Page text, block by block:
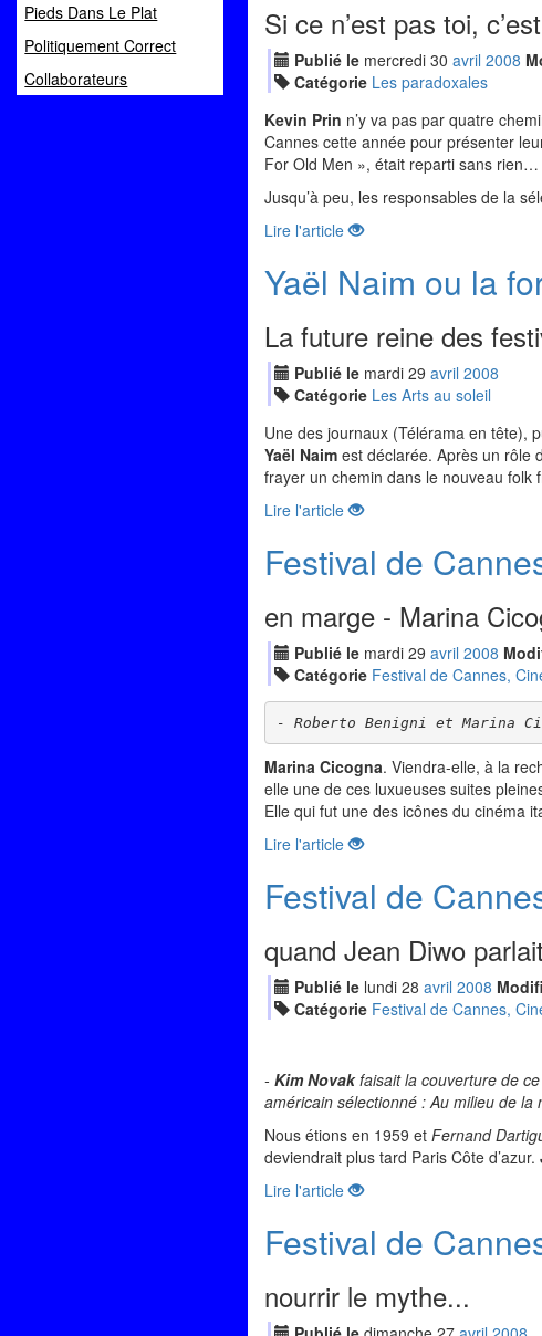
Pieds Dans Le Plat
Politiquement Correct
Collaborateurs
Si ce n’est pas toi,
Publié le mercredi 30 avril 2008
Catégorie Les paradoxales
Kevin Prin n’y va pas par quatre
Cannes cette année pour présenter
For Old Men », était reparti sans rien…
Jusqu’à peu, les responsables de la
Lire l'article
Yaël Naim ou la
La future reine des
Publié le mardi 29 avril 2008
Catégorie Les Arts au soleil
Une des journaux (Télérama en tête),
Yaël Naim est déclarée. Après un rôle
frayer un chemin dans le nouveau folk
Lire l'article
Festival de
en marge - Marina
Publié le mardi 29 avril 2008
Catégorie Festival de Cannes,
- Roberto Benigni et Marina
Marina Cicogna. Viendra-elle, à la
elle une de ces luxueuses suites
Elle qui fut une des icônes du cinéma
Lire l'article
Festival de
quand Jean Diwo
Publié le lundi 28 avril 2008
Catégorie Festival de Cannes,
- Kim Novakfaisait la couverture de ce
américain sélectionné : Au milieu de la
Nous étions en 1959 et Fernand
deviendrait plus tard Paris Côte d’azur.
Lire l'article
Festival de
nourrir le mythe...